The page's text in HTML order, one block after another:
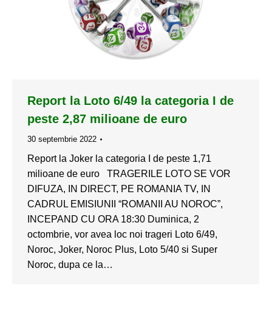
Report la Loto 6/49 la categoria I de
peste 2,87 milioane de euro
30 septembrie 2022
Report la Joker la categoria I de peste 1,71
milioane de euro TRAGERILE LOTO SE VOR
DIFUZA, IN DIRECT, PE ROMANIA TV, IN
CADRUL EMISIUNII “ROMANII AU NOROC”,
INCEPAND CU ORA 18:30 Duminica, 2
octombrie, vor avea loc noi trageri Loto 6/49,
Noroc, Joker, Noroc Plus, Loto 5/40 si Super
Noroc, dupa ce la…